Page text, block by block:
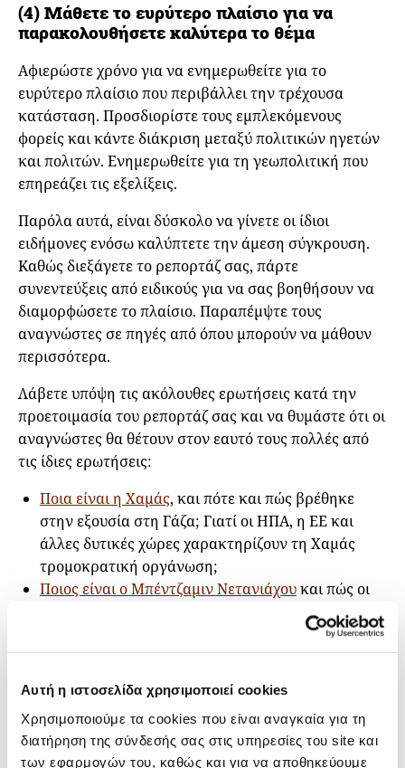
Αυτή η ιστοσελίδα χρησιμοποιεί cookies
Χρησιμοποιούμε τα cookies που είναι αναγκαία για τη
διατήρηση της σύνδεσής σας στις υπηρεσίες του site και
των εφαρμογών του, καθώς και για να αποθηκεύουμε
(4) Μάθετε το ευρύτερο πλαίσιο για να
παρακολουθήσετε καλύτερα το θέμα
Αφιερώστε χρόνο για να ενημερωθείτε για το
ευρύτερο πλαίσιο που περιβάλλει την τρέχουσα
κατάσταση. Προσδιορίστε τους εμπλεκόμενους
φορείς και κάντε διάκριση μεταξύ πολιτικών ηγετών
και πολιτών. Ενημερωθείτε για τη γεωπολιτική που
επηρεάζει τις εξελίξεις.
Παρόλα αυτά, είναι δύσκολο να γίνετε οι ίδιοι
ειδήμονες ενόσω καλύπτετε την άμεση σύγκρουση.
Καθώς διεξάγετε το ρεπορτάζ σας, πάρτε
συνεντεύξεις από ειδικούς για να σας βοηθήσουν να
διαμορφώσετε το πλαίσιο. Παραπέμψτε τους
αναγνώστες σε πηγές από όπου μπορούν να μάθουν
περισσότερα.
Λάβετε υπόψη τις ακόλουθες ερωτήσεις κατά την
προετοιμασία του ρεπορτάζ σας και να θυμάστε ότι οι
αναγνώστες θα θέτουν στον εαυτό τους πολλές από
τις ίδιες ερωτήσεις:
Ποια είναι η Χαμάς, και πότε και πώς βρέθηκε
στην εξουσία στη Γάζα; Γιατί οι ΗΠΑ, η ΕΕ και
άλλες δυτικές χώρες χαρακτηρίζουν τη Χαμάς
τρομοκρατική οργάνωση;
Ποιος είναι ο Μπέντζαμιν Νετανιάχουκαι πώς οι
πολιτικές της κυβέρνησής του –που περιγράφεται
πιο δεξιά στην ιστορία του κράτους του
Ισραήλ– και οι ισραηλινοί εποικισμοί στη Δυτική
Όχθη έχουν επηρεάσει τις σχέσεις με τους
Παλαιστίνιους; Ποια ήταν η αντίδραση της
διεθνούς κοινότητας σε αυτές τις πολιτικές;
Ποια είναι ηιστορία της Γάζας; Γιατί το Ισραήλ